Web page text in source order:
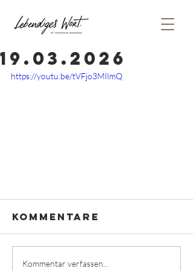
19.03.2026
https://youtu.be/tVFjo3MlImQ
Kommentare
Kommentar verfassen...